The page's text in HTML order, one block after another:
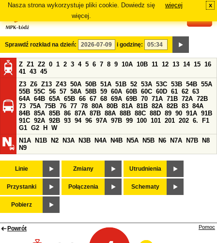
Nasza strona wykorzystuje pliki cookie. Dowiedz się
więcej.
więcej x
Sprawdź rozkład na dzień: i godzinę:
Z Z1 Z2 0 1 2 3 4 5 6 7 8 9 10A 10B 11 12 13 14 15 16
41 43 45
Z3 Z6 Z13 Z43 50A 50B 51A 51B 52 53A 53C 53B 54B 55A
55B 55C 56 57 58A 58B 59 60A 60B 60C 60D 61 62 63
64A 64B 65A 65B 66 67 68 69A 69B 70 71A 71B 72A 72B
73 75A 75B 76 77 78 80A 80B 81A 81B 82A 82B 83 84A
84B 85A 85B 86 87A 87B 88A 88B 88C 88D 89 90 91A 91B
91C 92A 92B 93 94 96 97A 97B 99 100 101 201 202 6.
F1
G1 G2 H
W
N1A
N1B N2 N3A N3B N4A N4B N5A N5B N6 N7A N7B
N8
N9
Linie Zmiany Utrudnienia
Przystanki Połączenia Schematy
Pobierz
Powrót Pomoc